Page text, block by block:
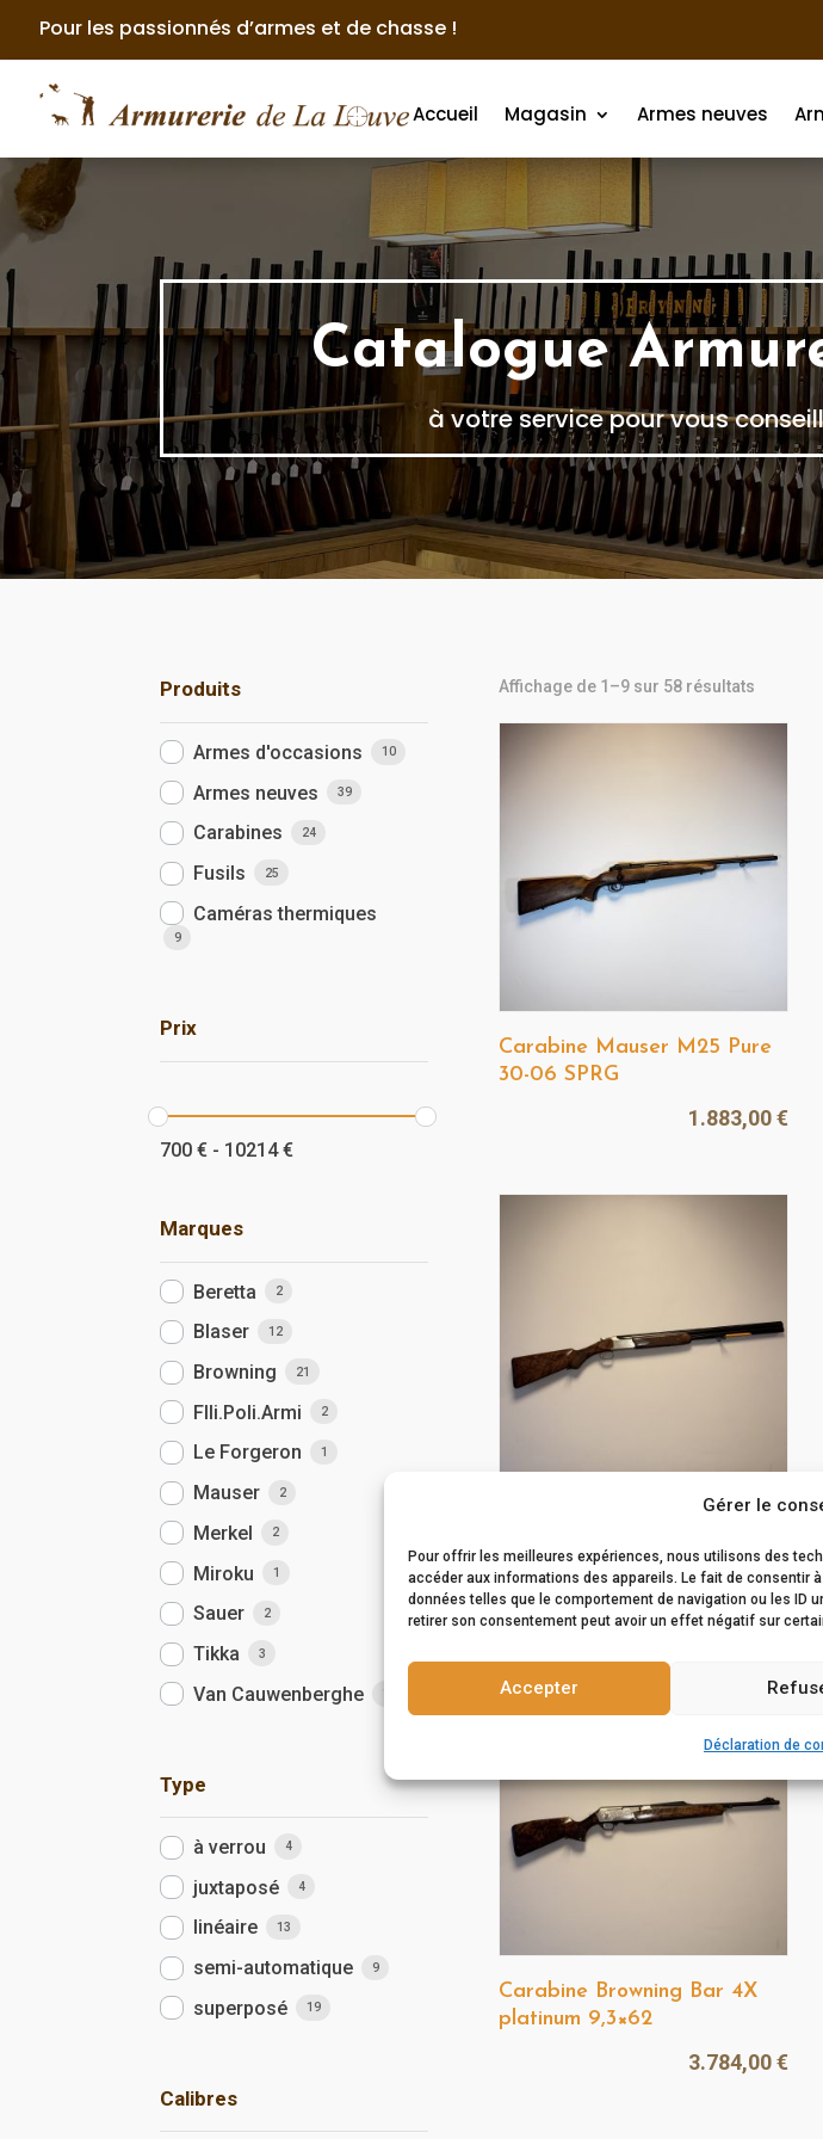
Gérer le
Pour offrir les meilleures expériences, nous utilisons des
accéder aux informations des appareils. Le fait de consentir
données telles que le comportement de navigation ou les ID
retirer son consentement peut avoir un effet négatif sur
Accepter
Déclaration de
Pour les passionnés d’armes et de chasse !
Accueil Magasin Armes neuves
Catalogue
à votre service pour vous
Produits
Armes d'occasions 10
Armes neuves 39
Carabines 24
Fusils 25
Caméras thermiques
9
Prix
700 € - 10214 €
Marques
Beretta 2
Blaser 12
Browning 21
Flli.Poli.Armi 2
Le Forgeron 1
Mauser 2
Merkel 2
Miroku 1
Sauer 2
Tikka 3
Van Cauwenberghe
Type
à verrou 4
juxtaposé 4
linéaire 13
semi-automatique 9
superposé 19
Calibres
Affichage de 1–9 sur 58 résultatsTrié
Carabine Mauser M25 Pure
30-06 SPRG
1.883,00€
Cal.12M
3.599,00€
Carabine Browning Bar 4X
platinum 9,3×62
3.784,00€